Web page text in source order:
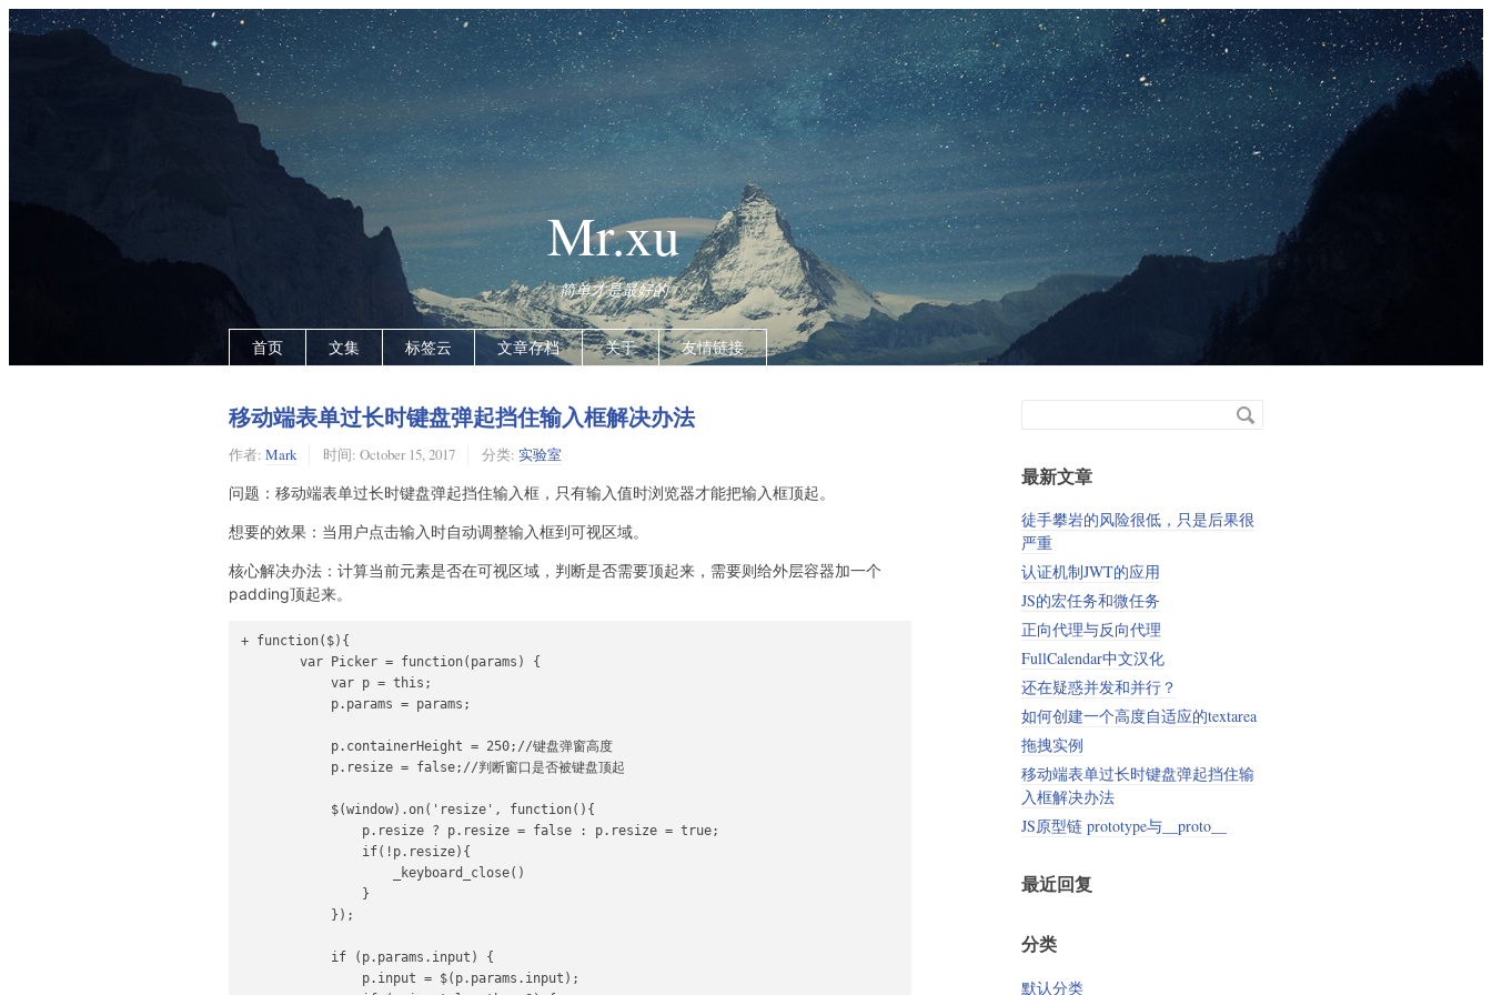
Mr.xu
简单才是最好的
首页 文集 标签云 文章存档 关于 友情链接
移动端表单过长时键盘弹起挡住输入框解决办法
作者: Mark 时间: October 15, 2017 分类: 实验室
问题：移动端表单过长时键盘弹起挡住输入框，只有输入值时浏览器才能把输入框顶起。
想要的效果：当用户点击输入时自动调整输入框到可视区域。
核心解决办法：计算当前元素是否在可视区域，判断是否需要顶起来，需要则给外层容器加一个
padding顶起来。
+ function($){
        var Picker = function(params) {
            var p = this;
            p.params = params;
            p.containerHeight = 250;//键盘弹窗高度
            p.resize = false;//判断窗口是否被键盘顶起
            $(window).on('resize', function(){
                p.resize ? p.resize = false : p.resize = true;
                if(!p.resize){
                    _keyboard_close()
                }
            });
            if (p.params.input) {
                p.input = $(p.params.input);
键
最新文章
徒手攀岩的风险很低，只是后果很
严重
认证机制JWT的应用
JS的宏任务和微任务
正向代理与反向代理
FullCalendar中文汉化
还在疑惑并发和并行？
如何创建一个高度自适应的textarea
拖拽实例
移动端表单过长时键盘弹起挡住输
入框解决办法
JS原型链 prototype与__proto__
最近回复
分类
默认分类